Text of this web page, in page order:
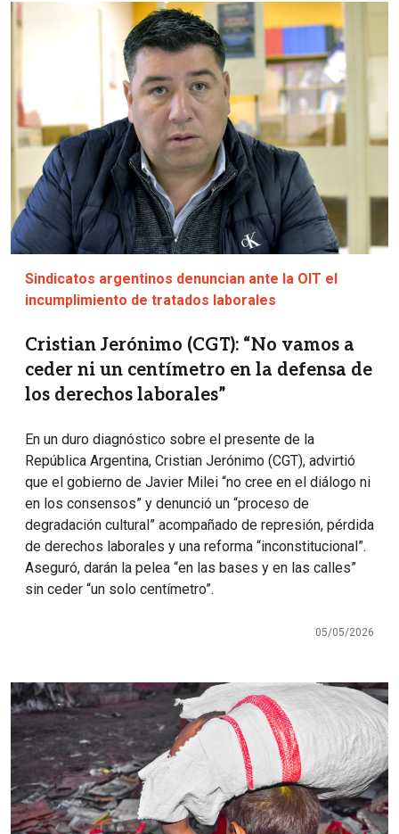
Imagen
Sindicatos argentinos denuncian ante la OIT el
incumplimiento de tratados laborales
Cristian Jerónimo (CGT): “No vamos a
ceder ni un centímetro en la defensa de
los derechos laborales”
En un duro diagnóstico sobre el presente de la
República Argentina, Cristian Jerónimo (CGT), advirtió
que el gobierno de Javier Milei “no cree en el diálogo ni
en los consensos” y denunció un “proceso de
degradación cultural” acompañado de represión, pérdida
de derechos laborales y una reforma “inconstitucional”.
Aseguró, darán la pelea “en las bases y en las calles”
sin ceder “un solo centímetro”.
05/05/2026
Imagen